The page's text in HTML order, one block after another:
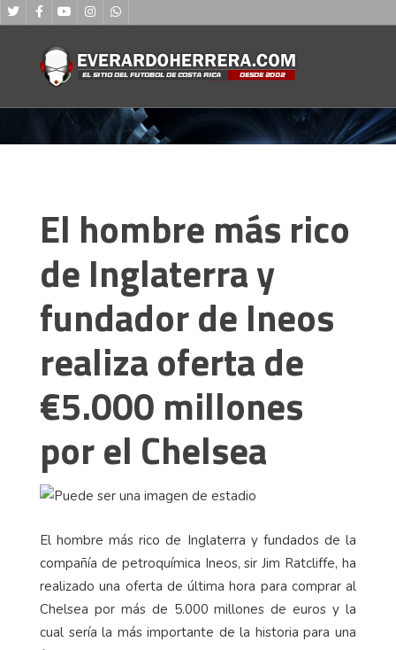
El hombre más rico
de Inglaterra y
fundador de Ineos
realiza oferta de
€5.000 millones
por el Chelsea
El hombre más rico de Inglaterra y fundados de la
compañía de petroquímica Ineos, sir Jim Ratcliffe, ha
realizado una oferta de última hora para comprar al
Chelsea por más de 5.000 millones de euros y la
cual sería la más importante de la historia para una